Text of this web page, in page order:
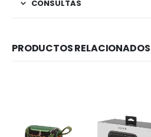
CONSULTAS
PRODUCTOS RELACIONADOS